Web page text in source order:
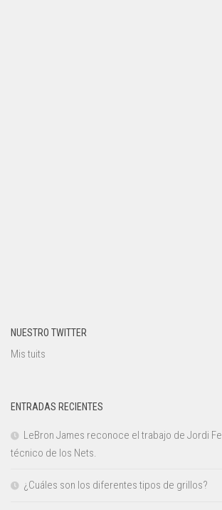
NUESTRO TWITTER
Mis tuits
ENTRADAS RECIENTES
LeBron James reconoce el trabajo de Jordi
técnico de los Nets.
¿Cuáles son los diferentes tipos de grillos?